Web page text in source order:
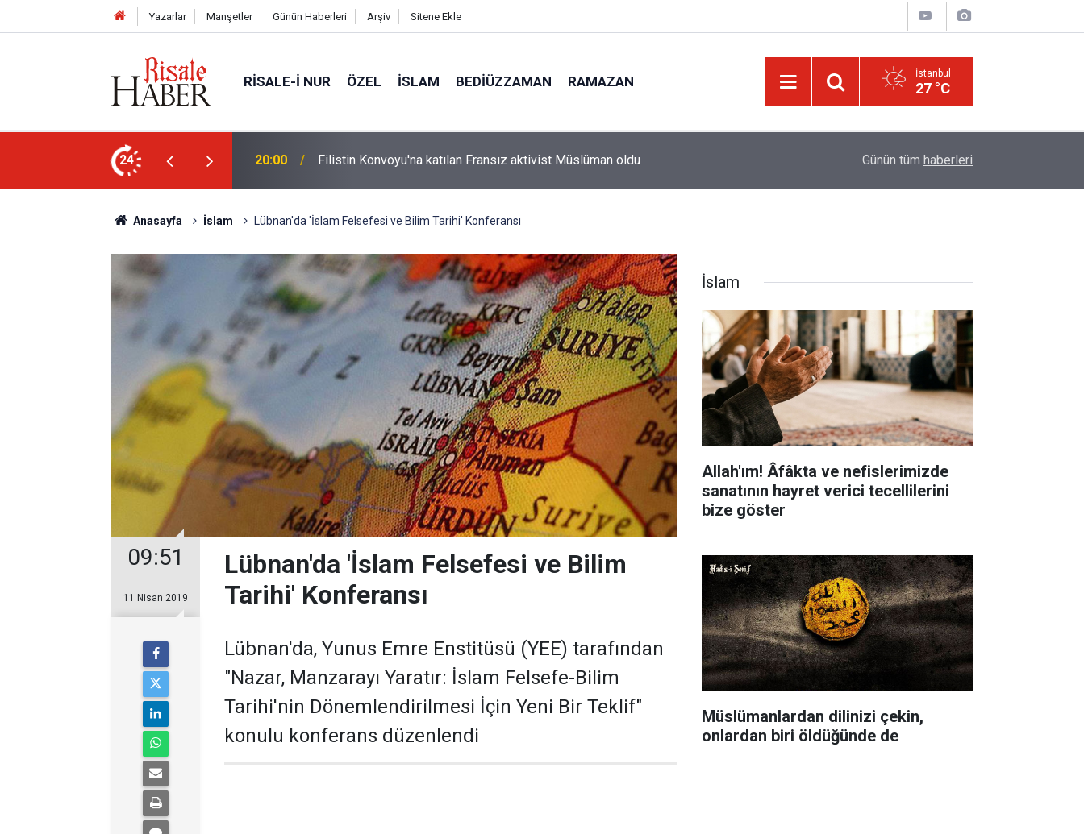
Yazarlar Manşetler Günün Haberleri Arşiv Sitene Ekle
RISALE-I NUR ÖZEL İSLAM BEDIÜZZAMAN RAMAZAN İstanbul
27 °C
24
aktivist Müslüman oldu 17:03 Halamın bıyığı olsa amcamdan evrim geçirdiğini söyleyebilir miydik? Güneş Tutulması 12 Ağustos'ta: Türkiye'den
Günün tüm haberleri
Anasayfa İslam Lübnan'da 'İslam Felsefesi ve Bilim Tarihi' Konferansı
09:51
11 Nisan 2019
Lübnan'da 'İslam Felsefesi ve Bilim
Tarihi' Konferansı
Lübnan'da, Yunus Emre Enstitüsü (YEE) tarafından
"Nazar, Manzarayı Yaratır: İslam Felsefe-Bilim
Tarihi'nin Dönemlendirilmesi İçin Yeni Bir Teklif"
konulu konferans düzenlendi
İslam
Allah'ım! Âfâkta ve nefislerimizde
sanatının hayret verici tecellilerini
bize göster
Müslümanlardan dilinizi çekin,
onlardan biri öldüğünde de